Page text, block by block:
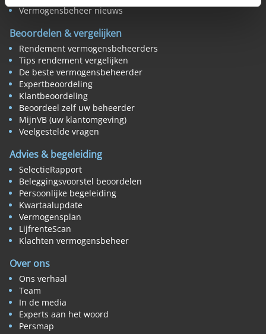
Vermogensbeheer nieuws
Beoordelen & vergelijken
Rendement vermogensbeheerders
Tips rendement vergelijken
De beste vermogensbeheerder
Expertbeoordeling
Klantbeoordeling
Beoordeel zelf uw beheerder
MijnVB (uw klantomgeving)
Veelgestelde vragen
Advies & begeleiding
SelectieRapport
Beleggingsvoorstel beoordelen
Persoonlijke begeleiding
Kwartaalupdate
Vermogensplan
LijfrenteScan
Klachten vermogensbeheer
Over ons
Ons verhaal
Team
In de media
Experts aan het woord
Persmap